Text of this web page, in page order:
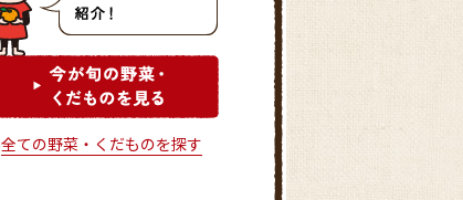
全ての野菜・くだものを探す